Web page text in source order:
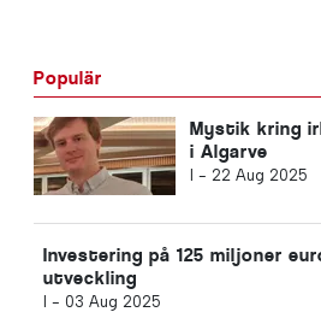
Populär
Mystik kring
i Algarve
I - 22 Aug 2025
Investering på 125 miljoner
utveckling
I - 03 Aug 2025